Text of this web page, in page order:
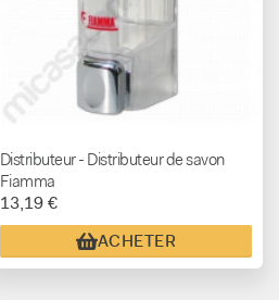
Distributeur - Distributeur de savon
Fiamma
13,19 €
ACHETER